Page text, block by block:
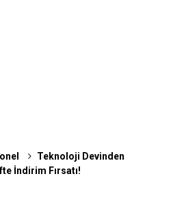
Teknoloji Devinden
İndirim Fırsatı!